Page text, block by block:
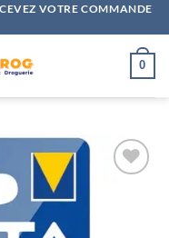
VOTRE COMMANDE
0